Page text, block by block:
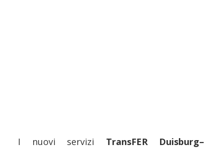
I nuovi servizi TransFER Duisburg–